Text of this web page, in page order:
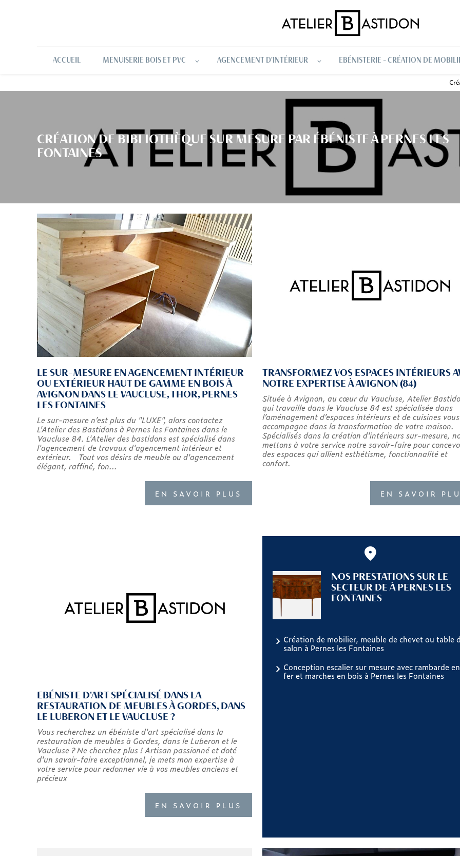
ACCUEIL MENUISERIE BOIS ET PVC AGENCEMENT D'INTÉRIEUR EBÉNISTERIE - CRÉATION DE
CRÉATION DE BIBLIOTHÈQUE SUR MESURE PAR ÉBÉNISTE À PERNES LES
FONTAINES
LE SUR-MESURE EN AGENCEMENT INTÉRIEUR
OU EXTÉRIEUR HAUT DE GAMME EN BOIS À
AVIGNON DANS LE VAUCLUSE, THOR, PERNES
LES FONTAINES
Le sur-mesure n’est plus du "LUXE", alors contactez
L'Atelier des Bastidons à Pernes les Fontaines dans le
Vaucluse 84. L'Atelier des bastidons est spécialisé dans
l'agencement de travaux d'agencement intérieur et
extérieur. Tout vos désirs de meuble ou d'agencement
élégant, raffiné, fon...
EN SAVOIR PLUS
TRANSFORMEZ VOS ESPACES INTÉRIEURS
NOTRE EXPERTISE À AVIGNON (84)
Située à Avignon, au cœur du Vaucluse, Atelier
qui travaille dans le Vaucluse 84 est spécialisée dans
l’aménagement d’espaces intérieurs et de cuisines vous
accompagne dans la transformation de votre maison.
Spécialisés dans la création d'intérieurs sur-mesure,
mettons à votre service notre savoir-faire pour
des espaces qui allient esthétisme, fonctionnalité et
confort.
EN SAVOIR
EBÉNISTE D'ART SPÉCIALISÉ DANS LA
RESTAURATION DE MEUBLES À GORDES, DANS
LE LUBERON ET LE VAUCLUSE ?
Vous recherchez un ébéniste d'art spécialisé dans la
restauration de meubles à Gordes, dans le Luberon et le
Vaucluse ? Ne cherchez plus ! Artisan passionné et doté
d'un savoir-faire exceptionnel, je mets mon expertise à
votre service pour redonner vie à vos meubles anciens et
précieux
EN SAVOIR PLUS
NOS PRESTATIONS SUR LE
SECTEUR DE À PERNES LES
FONTAINES
Création de mobilier, meuble de chevet ou table
salon à Pernes les Fontaines
Conception escalier sur mesure avec rambarde en
fer et marches en bois à Pernes les Fontaines